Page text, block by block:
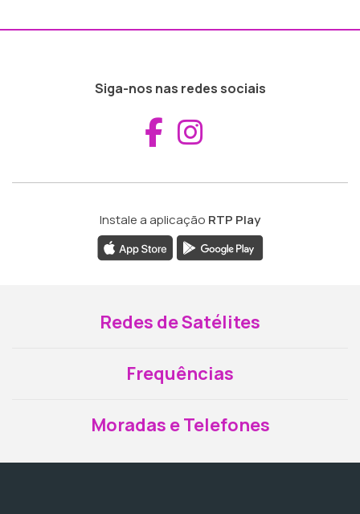
Siga-nos nas redes sociais
Aceder ao
Instale a aplicação RTP Play
Redes de Satélites
Frequências
Moradas e Telefones